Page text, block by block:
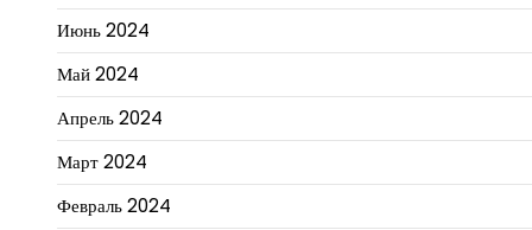
Июнь 2024
Май 2024
Апрель 2024
Март 2024
Февраль 2024